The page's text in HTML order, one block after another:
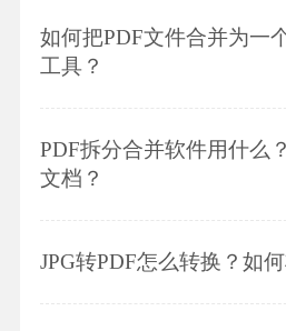
如何把PDF文件合并为一
工具？
PDF拆分合并软件用什么
文档？
JPG转PDF怎么转换？如